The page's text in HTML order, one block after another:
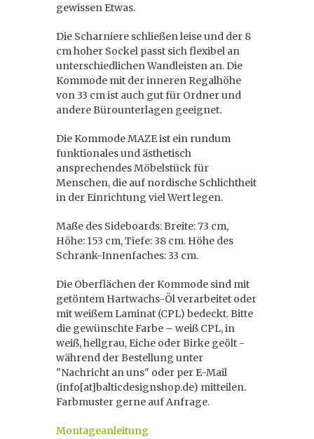
gewissen Etwas.
Die Scharniere schließen leise und der 8
cm hoher Sockel passt sich flexibel an
unterschiedlichen Wandleisten an. Die
Kommode mit der inneren Regalhöhe
von 33 cm ist auch gut für Ordner und
andere Bürounterlagen geeignet.
Die Kommode MAZE ist ein rundum
funktionales und ästhetisch
ansprechendes Möbelstück für
Menschen, die auf nordische Schlichtheit
in der Einrichtung viel Wert legen.
Maße des Sideboards: Breite: 73 cm,
Höhe: 153 cm, Tiefe: 38 cm. Höhe des
Schrank-Innenfaches: 33 cm.
Die Oberflächen der Kommode sind mit
getöntem Hartwachs-Öl verarbeitet oder
mit weißem Laminat (CPL) bedeckt. Bitte
die gewünschte Farbe – weiß CPL, in
weiß, hellgrau, Eiche oder Birke geölt -
während der Bestellung unter
"Nachricht an uns" oder per E-Mail
(info[at]balticdesignshop.de) mitteilen.
Farbmuster gerne auf Anfrage.
Montageanleitung